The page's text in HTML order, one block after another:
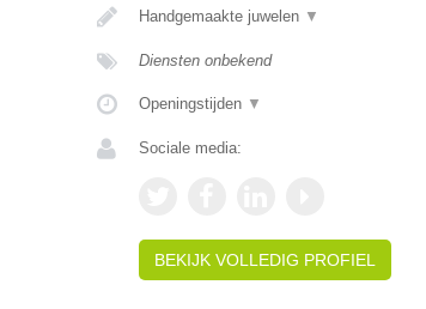
Handgemaakte juwelen ▼
Diensten onbekend
Openingstijden ▼
Sociale media:
BEKIJK VOLLEDIG PROFIEL